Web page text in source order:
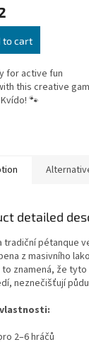
to cart
for active fun
this creative
🐾
detailed
tradiční pétanque
z masivního
to znamená, že
neznečišťují
2–6 hráčů